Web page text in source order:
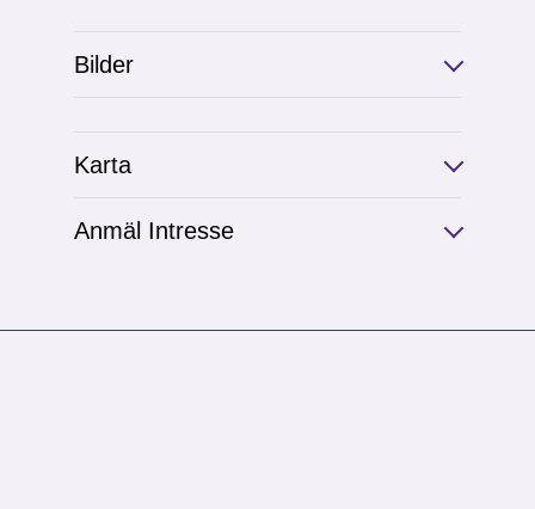
Bilder
Karta
Anmäl Intresse